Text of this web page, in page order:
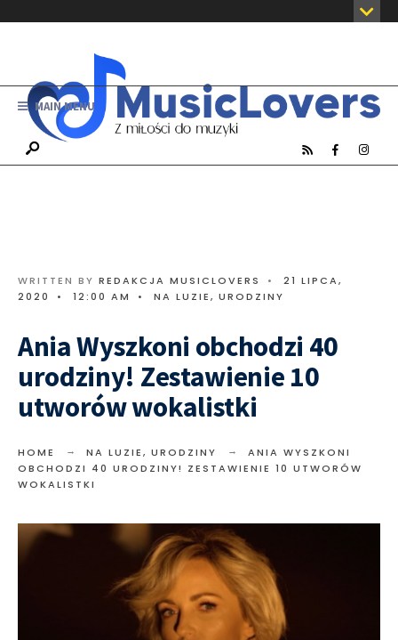
MAIN MENU
WRITTEN BY REDAKCJA MUSICLOVERS •
21 LIPCA,
2020
• 12:00 AM • NA LUZIE, URODZINY
Ania Wyszkoni obchodzi 40
urodziny! Zestawienie 10
utworów wokalistki
HOME NA LUZIE, URODZINY
ANIA WYSZKONI
OBCHODZI 40 URODZINY! ZESTAWIENIE 10 UTWORÓW
WOKALISTKI